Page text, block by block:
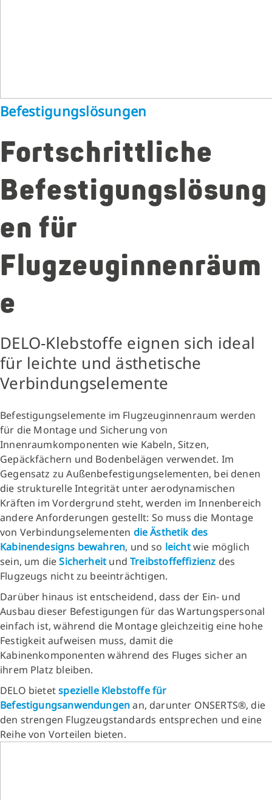
Befestigungslösungen
Fortschrittliche
Befestigungslösung
en für
Flugzeuginnenräum
e
DELO-Klebstoffe eignen sich ideal
für leichte und ästhetische
Verbindungselemente
Befestigungselemente im Flugzeuginnenraum werden
für die Montage und Sicherung von
Innenraumkomponenten wie Kabeln, Sitzen,
Gepäckfächern und Bodenbelägen verwendet. Im
Gegensatz zu Außenbefestigungselementen, bei denen
die strukturelle Integrität unter aerodynamischen
Kräften im Vordergrund steht, werden im Innenbereich
andere Anforderungen gestellt: So muss die Montage
von Verbindungselementen die Ästhetik des
Kabinendesigns bewahren, und so leichtwie möglich
sein, um dieSicherheit undTreibstoffeffizienz des
Flugzeugs nicht zu beeinträchtigen.
Darüber hinaus ist entscheidend, dass der Ein- und
Ausbau dieser Befestigungen für das Wartungspersonal
einfach ist, während die Montage gleichzeitig eine hohe
Festigkeit aufweisen muss, damit die
Kabinenkomponenten während des Fluges sicher an
ihrem Platz bleiben.
DELO bietetspezielle Klebstoffe für
Befestigungsanwendungenan, darunter ONSERTS®, die
den strengen Flugzeugstandards entsprechen und eine
Reihe von Vorteilen bieten.